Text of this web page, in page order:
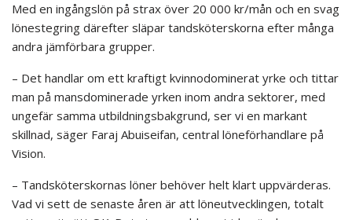
Med en ingångslön på strax över 20 000 kr/mån och en svag
lönestegring därefter släpar tandsköterskorna efter många
andra jämförbara grupper.
– Det handlar om ett kraftigt kvinnodominerat yrke och tittar
man på mansdominerade yrken inom andra sektorer, med
ungefär samma utbildningsbakgrund, ser vi en markant
skillnad, säger Faraj Abuiseifan, central löneförhandlare på
Vision.
– Tandsköterskornas löner behöver helt klart uppvärderas.
Vad vi sett de senaste åren är att löneutvecklingen, totalt